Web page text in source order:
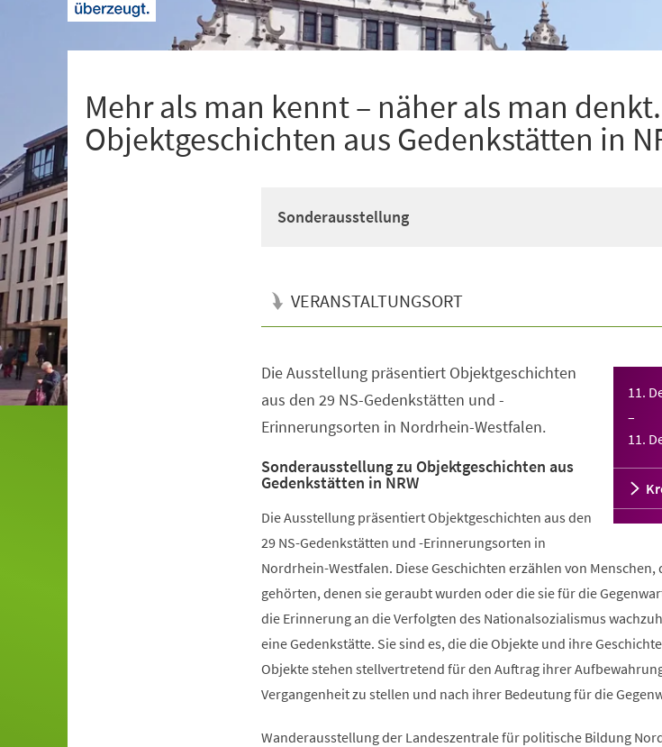
Mehr als man kennt – näher als man denkt.
Objektgeschichten aus Gedenkstätten in
Sonderausstellung
VERANSTALTUNGSORT
11.
–
11.
Die Ausstellung präsentiert Objektgeschichten
aus den 29 NS-Gedenkstätten und -
Erinnerungsorten in Nordrhein-Westfalen.
Sonderausstellung zu Objektgeschichten aus
Gedenkstätten in NRW
Die Ausstellung präsentiert Objektgeschichten aus den
29 NS-Gedenkstätten und -Erinnerungsorten in
Nordrhein-Westfalen. Diese Geschichten erzählen von Menschen,
gehörten, denen sie geraubt wurden oder die sie für die
die Erinnerung an die Verfolgten des Nationalsozialismus
eine Gedenkstätte. Sie sind es, die die Objekte und ihre
Objekte stehen stellvertretend für den Auftrag ihrer
Vergangenheit zu stellen und nach ihrer Bedeutung für die
Wanderausstellung der Landeszentrale für politische Bildung